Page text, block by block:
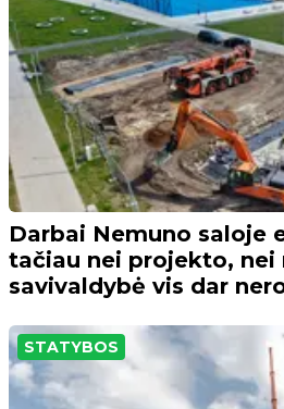
Darbai Nemuno saloje
tačiau nei projekto, nei
savivaldybė vis dar
STATYBOS